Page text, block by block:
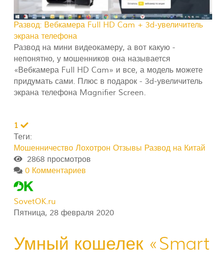
Развод: Вебкамера Full HD Cam + 3d-увеличитель
экрана телефона
Развод на мини видеокамеру, а вот какую -
непонятно, у мошенников она называется
«Вебкамера Full HD Cam» и все, а модель можете
придумать сами. Плюс в подарок - 3d-увеличитель
экрана телефона Magnifier Screen.
1
Теги:
Мошенничество Лохотрон Отзывы Развод на Китай
2868 просмотров
0 Комментариев
SovetOK.ru
Пятница, 28 февраля 2020
Умный кошелек «Smart